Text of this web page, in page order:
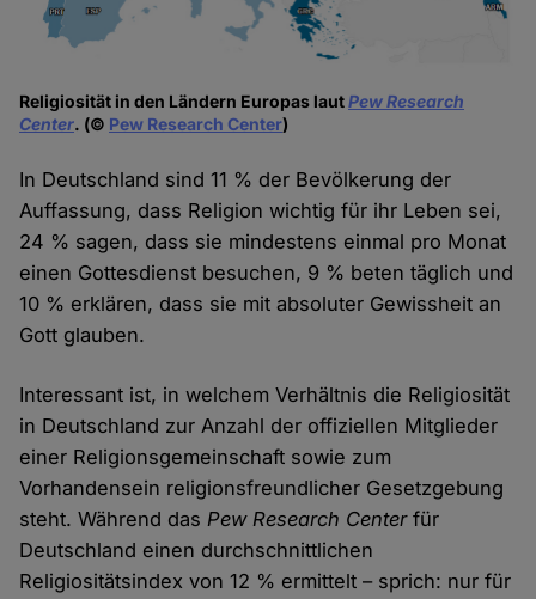
Religiosität in den Ländern Europas lautPew Research
Center. (© Pew Research Center)
In Deutschland sind 11 % der Bevölkerung der
Auffassung, dass Religion wichtig für ihr Leben sei,
24 % sagen, dass sie mindestens einmal pro Monat
einen Gottesdienst besuchen, 9 % beten täglich und
10 % erklären, dass sie mit absoluter Gewissheit an
Gott glauben.
Interessant ist, in welchem Verhältnis die Religiosität
in Deutschland zur Anzahl der offiziellen Mitglieder
einer Religionsgemeinschaft sowie zum
Vorhandensein religionsfreundlicher Gesetzgebung
steht. Während dasPew Research Centerfür
Deutschland einen durchschnittlichen
Religiositätsindex von 12 % ermittelt – sprich: nur für